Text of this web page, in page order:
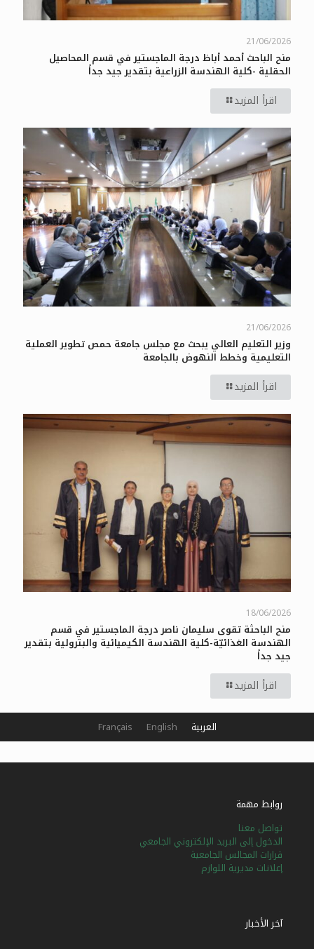
21/06/2026
منح الباحث أحمد أباظ درجة الماجستير في قسم المحاصيل
الحقلية -كلية الهندسة الزراعية بتقدير جيد جداً
اقرأ المزيد
21/06/2026
وزير التعليم العالي يبحث مع مجلس جامعة حمص تطوير العملية
التعليمية وخطط النهوض بالجامعة
اقرأ المزيد
18/06/2026
منح الباحثة تقوى سليمان ناصر درجة الماجستير في قسم
الهندسة الغذائيّة-كلية الهندسة الكيميائية والبترولية بتقدير
جيد جداً
اقرأ المزيد
روابط مهمة
تواصل معنا
الدخول إلى البريد الإلكتروني الجامعي
قرارات المجالس الجامعية
إعلانات مديرية اللوازم
آخر الأخبار
العربية English
Français